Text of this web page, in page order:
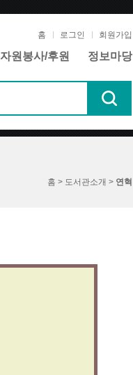
홈 로그인 회원가입
자원봉사/후원 정보마당
홈 > 도서관소개 > 연혁